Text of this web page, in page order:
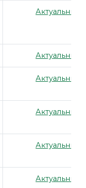
Актуальные
Актуальные
Актуальные
Актуальные
Актуальные
Актуальные